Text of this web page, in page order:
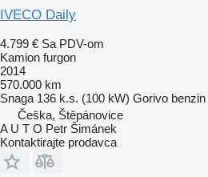
IVECO Daily
4.799 € Sa PDV-om
Kamion furgon
2014
570.000 km
Snaga 136 k.s. (100 kW) Gorivo benzin
Češka, Štěpánovice
A U T O Petr Šimánek
Kontaktirajte prodavca